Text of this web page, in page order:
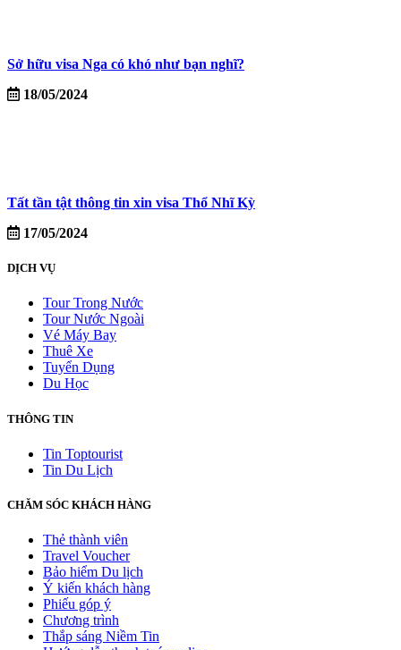
Sở hữu visa Nga có khó như bạn nghĩ?
18/05/2024
Tất tần tật thông tin xin visa Thổ Nhĩ Kỳ
17/05/2024
DỊCH VỤ
Tour Trong Nước
Tour Nước Ngoài
Vé Máy Bay
Thuê Xe
Tuyển Dụng
Du Học
THÔNG TIN
Tin Toptourist
Tin Du Lịch
CHĂM SÓC KHÁCH HÀNG
Thẻ thành viên
Travel Voucher
Bảo hiểm Du lịch
Ý kiến khách hàng
Phiếu góp ý
Chương trình
Thắp sáng Niềm Tin